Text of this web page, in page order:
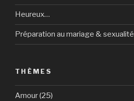
Heureux…
Préparation au mariage & sexualité
THÈMES
Amour(25)